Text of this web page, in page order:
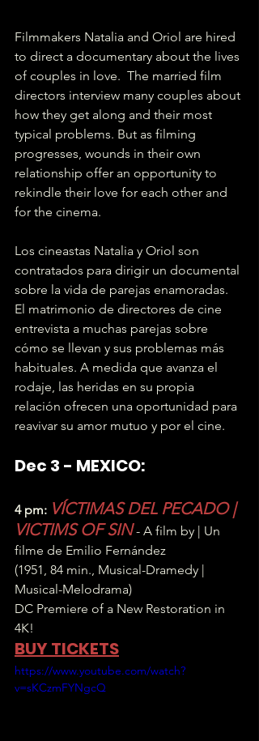
Filmmakers Natalia and Oriol are hired
to direct a documentary about the lives
of couples in love.  The married film
directors interview many couples about
how they get along and their most
typical problems. But as filming
progresses, wounds in their own
relationship offer an opportunity to
rekindle their love for each other and
for the cinema.
Los cineastas Natalia y Oriol son
contratados para dirigir un documental
sobre la vida de parejas enamoradas.
El matrimonio de directores de cine
entrevista a muchas parejas sobre
cómo se llevan y sus problemas más
habituales. A medida que avanza el
rodaje, las heridas en su propia
relación ofrecen una oportunidad para
reavivar su amor mutuo y por el cine.
Dec 3 - MEXICO:
4 pm: VÍCTIMAS DEL PECADO |
VICTIMS OF SIN - A film by | Un
filme de Emilio Fernández
(1951, 84 min., Musical-Dramedy |
Musical-Melodrama)
DC Premiere of a New Restoration in
4K!
BUY TICKETS
https://www.youtube.com/watch?
v=sKCzmFYNgcQ